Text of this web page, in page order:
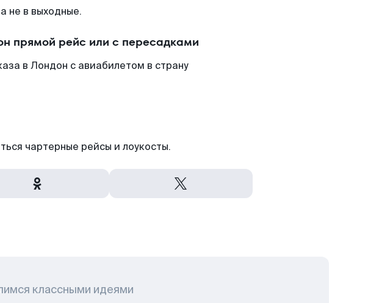
не в выходные.
прямой рейс или с пересадками
в Лондон с авиабилетом в страну
чартерные рейсы и лоукосты.
классными идеями